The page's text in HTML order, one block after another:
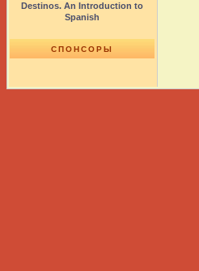
Destinos. An Introduction to
Spanish
СПОНСОРЫ